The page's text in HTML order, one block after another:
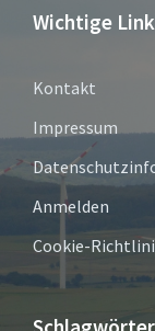
Wichtige
Kontakt
Impressum
Anmelden
Cookie-